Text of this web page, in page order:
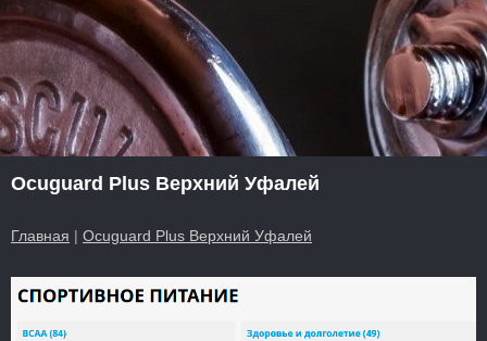
Ocuguard Plus Верхний Уфалей
Главная | Ocuguard Plus Верхний Уфалей